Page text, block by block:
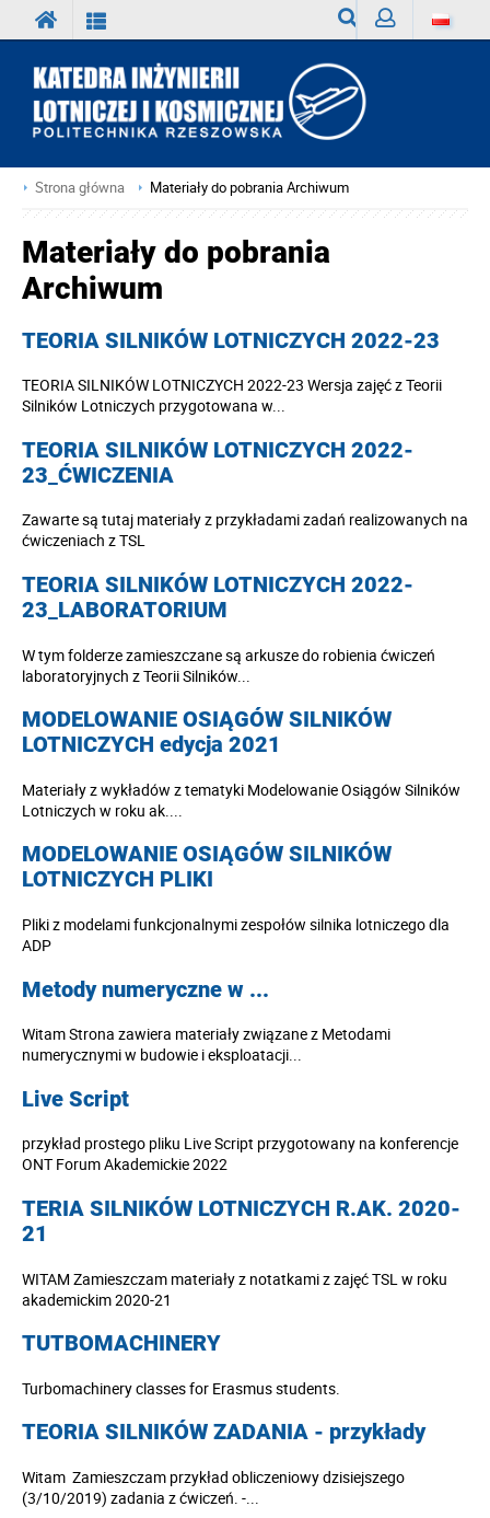
Strona główna Materiały do pobrania Archiwum
Materiały do pobrania
Archiwum
TEORIA SILNIKÓW LOTNICZYCH 2022-23
TEORIA SILNIKÓW LOTNICZYCH 2022-23 Wersja zajęć z Teorii
Silników Lotniczych przygotowana w...
TEORIA SILNIKÓW LOTNICZYCH 2022-
23_ĆWICZENIA
Zawarte są tutaj materiały z przykładami zadań realizowanych na
ćwiczeniach z TSL
TEORIA SILNIKÓW LOTNICZYCH 2022-
23_LABORATORIUM
W tym folderze zamieszczane są arkusze do robienia ćwiczeń
laboratoryjnych z Teorii Silników...
MODELOWANIE OSIĄGÓW SILNIKÓW
LOTNICZYCH edycja 2021
Materiały z wykładów z tematyki Modelowanie Osiągów Silników
Lotniczych w roku ak....
MODELOWANIE OSIĄGÓW SILNIKÓW
LOTNICZYCH PLIKI
Pliki z modelami funkcjonalnymi zespołów silnika lotniczego dla
ADP
Metody numeryczne w ...
Witam Strona zawiera materiały związane z Metodami
numerycznymi w budowie i eksploatacji...
Live Script
przykład prostego pliku Live Script przygotowany na konferencje
ONT Forum Akademickie 2022
TERIA SILNIKÓW LOTNICZYCH R.AK. 2020-
21
WITAM Zamieszczam materiały z notatkami z zajęć TSL w roku
akademickim 2020-21
TUTBOMACHINERY
Turbomachinery classes for Erasmus students.
TEORIA SILNIKÓW ZADANIA - przykłady
Witam Zamieszczam przykład obliczeniowy dzisiejszego
(3/10/2019) zadania z ćwiczeń. -...